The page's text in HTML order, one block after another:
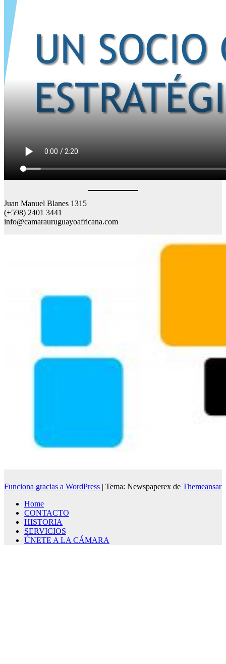
Juan Manuel Blanes 1315
(+598) 2401 3441
info@camarauruguayoafricana.com
Funciona gracias a WordPress | Tema: Newspaperex de Themeansar
Home
CONTACTO
HISTORIA
SERVICIOS
ÚNETE A LA CÁMARA